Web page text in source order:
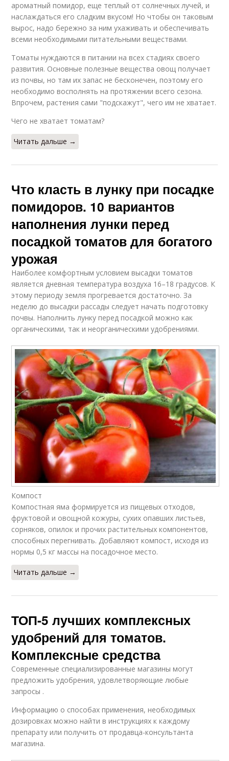
ароматный помидор, еще теплый от солнечных лучей, и
наслаждаться его сладким вкусом! Но чтобы он таковым
вырос, надо бережно за ним ухаживать и обеспечивать
всеми необходимыми питательными веществами.
Томаты нуждаются в питании на всех стадиях своего
развития. Основные полезные вещества овощ получает
из почвы, но там их запас не бесконечен, поэтому его
необходимо восполнять на протяжении всего сезона.
Впрочем, растения сами "подскажут", чего им не хватает.
Чего не хватает томатам?
Читать дальше →
Что класть в лунку при посадке
помидоров. 10 вариантов
наполнения лунки перед
посадкой томатов для богатого
урожая
Наиболее комфортным условием высадки томатов
является дневная температура воздуха 16–18 градусов. К
этому периоду земля прогревается достаточно. За
неделю до высадки рассады следует начать подготовку
почвы. Наполнить лунку перед посадкой можно как
органическими, так и неорганическими удобрениями.
Компост
Компостная яма формируется из пищевых отходов,
фруктовой и овощной кожуры, сухих опавших листьев,
сорняков, опилок и прочих растительных компонентов,
способных перегнивать. Добавляют компост, исходя из
нормы 0,5 кг массы на посадочное место.
Читать дальше →
ТОП-5 лучших комплексных
удобрений для томатов.
Комплексные средства
Современные специализированные магазины могут
предложить удобрения, удовлетворяющие любые
запросы .
Информацию о способах применения, необходимых
дозировках можно найти в инструкциях к каждому
препарату или получить от продавца-консультанта
магазина.